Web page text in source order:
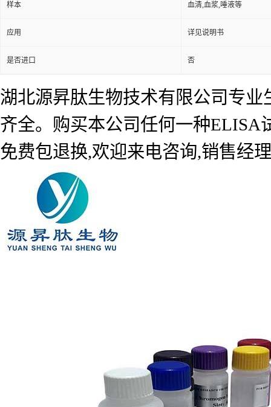
样本 血清,血浆,唾液等
应用 详见说明书
是否进口 否
湖北源昇肽生物技术有限公司专
齐全。购买本公司任何一种ELISA
免费包退换,欢迎来电咨询,销售经